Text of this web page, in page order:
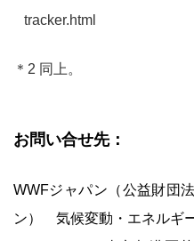
tracker.html
＊2 同上。
お問い合せ先：
WWFジャパン（公益財団
ン） 気候変動・エネルギ